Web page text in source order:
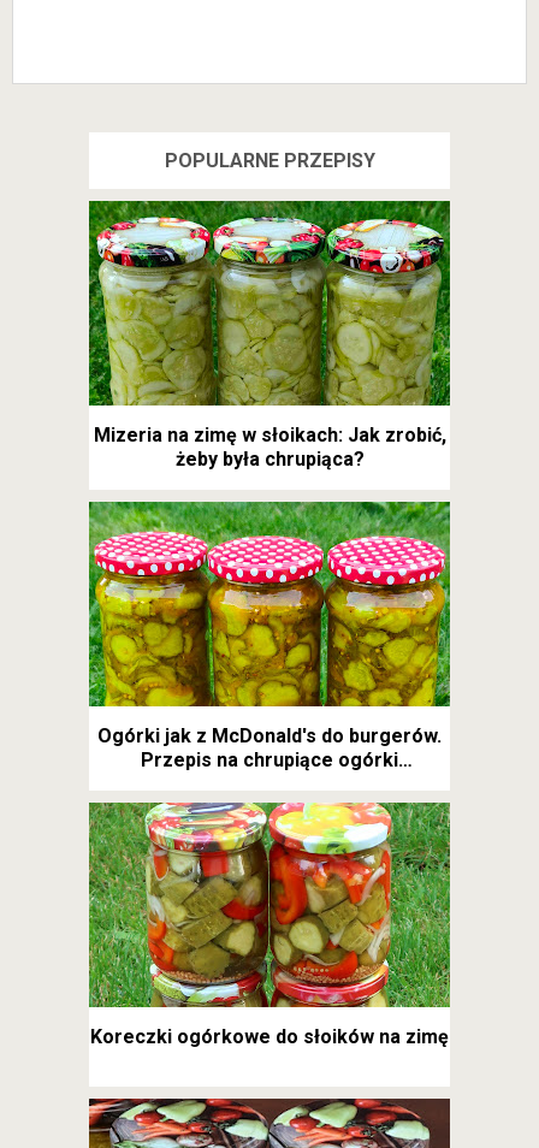
POPULARNE PRZEPISY
Mizeria na zimę w słoikach: Jak zrobić,
żeby była chrupiąca?
Ogórki jak z McDonald's do burgerów.
Przepis na chrupiące ogórki
Koreczki ogórkowe do słoików na zimę